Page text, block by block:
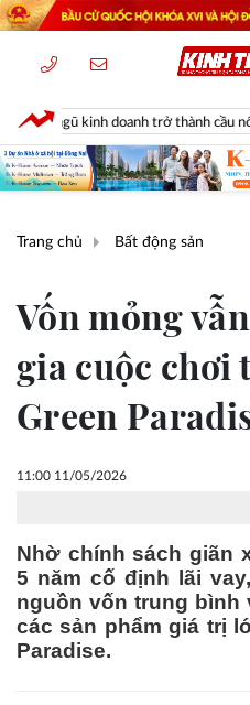
trở thành cầu nối lan tỏa những giá
Trang chủ Bất động sản
Vốn mỏng
gia cuộc chơi
Green
11:00 11/05/2026
Nhờ chính sách giãn
5 năm cố định lãi
nguồn vốn trung bình
các sản phẩm giá trị
Paradise.